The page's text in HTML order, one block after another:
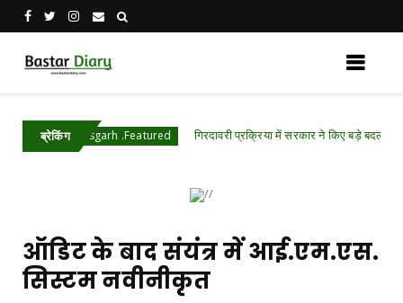
ब्रेकिंग.Featured गिरदावरी प्रक्रिया में सरकार ने किए बड़े बदलाव- अब खेत की
ऑडिट के बाद संयंत्र में आई.एम.एस.
सिस्टम नवीनीकृत